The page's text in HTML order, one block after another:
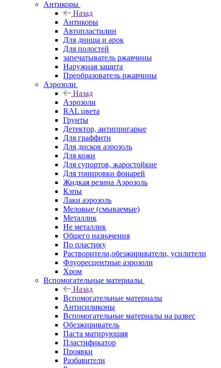
Антикоры
Назад
Антикоры
Автопластилин
Для днища и арок
Для полостей
запечатыватель ржавчины
Наружная защита
Преобразователь ржавчины
Аэрозоли
Назад
Аэрозоли
RAL цвета
Грунты
Детектор, антипригарые
Для граффити
Для дисков аэрозоль
Для кожи
Для супортов, жаростойкие
Для тонировки фонарей
Жидкая резина Аэрозоль
Кэпы
Лаки аэрозоль
Меловые (смываемые)
Металлик
Не металлик
Общего назначения
По пластику
Растворители,обезжириватели, усилители
Флуоресцентные аэрозоли
Хром
Вспомогательные материалы
Назад
Вспомогательные материалы
Антисиликоны
Вспомогательные материалы на развес
Обезжириватель
Паста матирующяя
Пластификатор
Проявки
Разбавители